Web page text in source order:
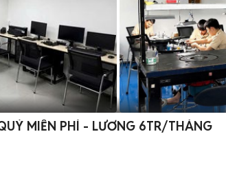
MIỄN PHÍ - LƯƠNG 6TR/THÁNG